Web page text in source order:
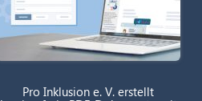
Pro Inklusion e. V. erstellt